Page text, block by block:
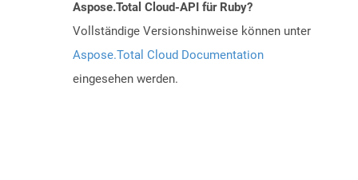
Aspose.Total Cloud-API für Ruby?
Vollständige Versionshinweise können unter
Aspose.Total Cloud Documentation
eingesehen werden.